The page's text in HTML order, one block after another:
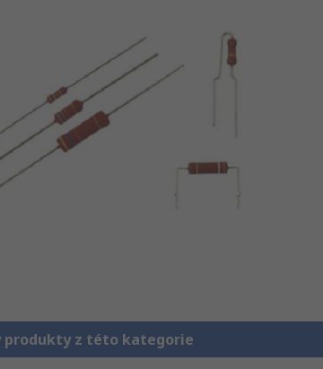
produkty z této kategorie